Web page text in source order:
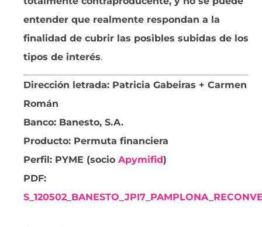
entender que realmente respondan a la
finalidad de cubrir las posibles subidas de los
tipos de interés.
Dirección letrada: Patricia Gabeiras + Carmen
Román
Banco: Banesto, S.A.
Producto: Permuta financiera
Perfil: PYME (socio Apymifid)
PDF: